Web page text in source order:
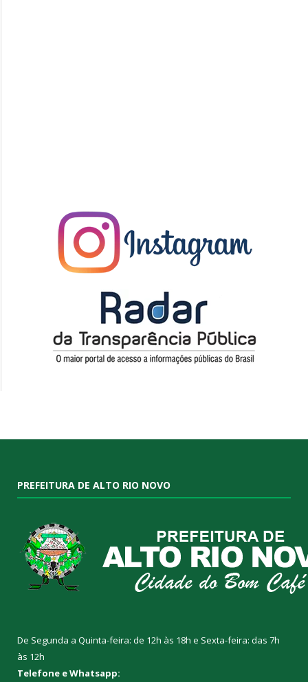
PREFEITURA DE ALTO RIO NOVO
De Segunda a Quinta-feira: de 12h às 18h e Sexta-feira: das 7h
às 12h
Telefone e Whatsapp: